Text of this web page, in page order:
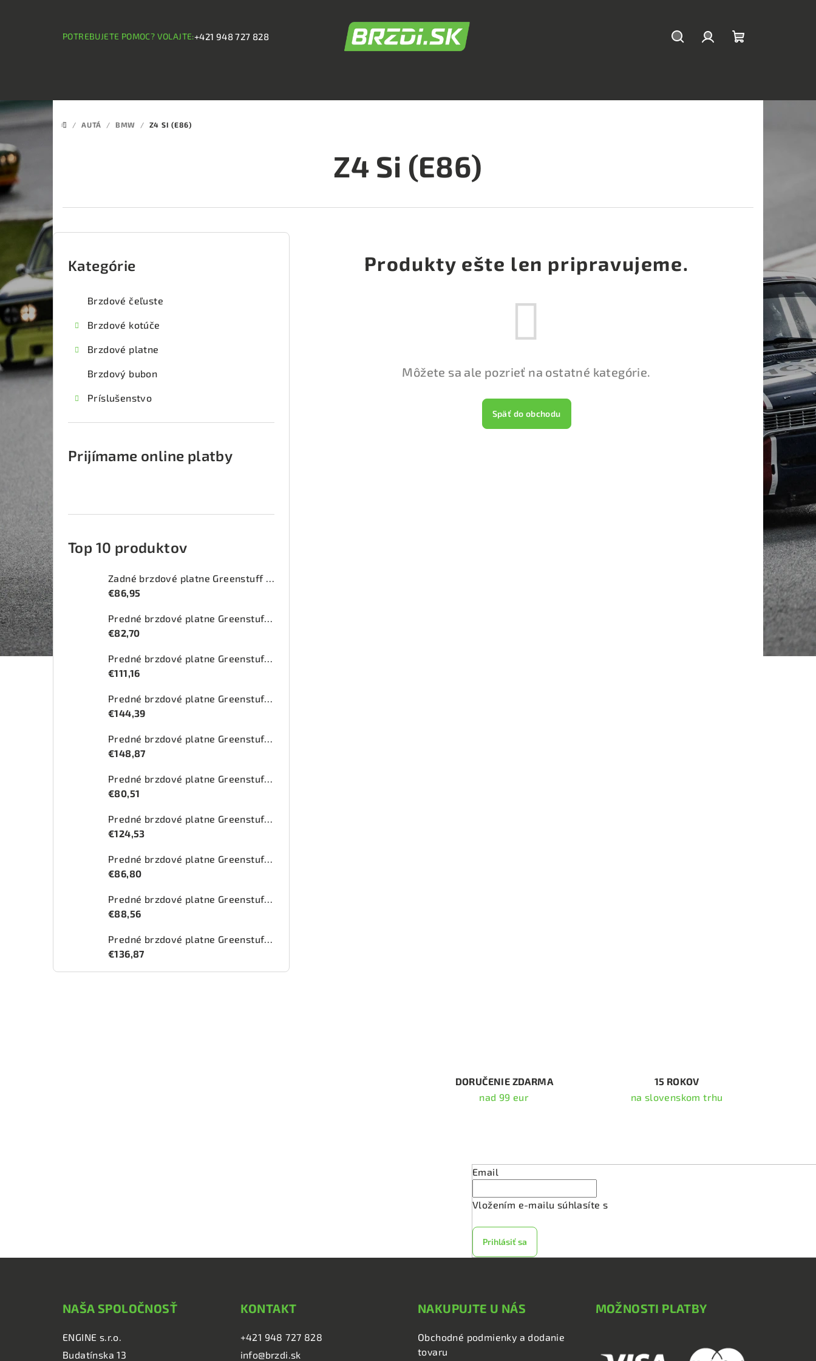
POTREBUJETE POMOC? VOLAJTE:+421 948 727 828
DOMOV
/ AUTÁ / BMW / Z4 SI (E86)
Z4 Si (E86)
B
o
č
ý
p
a
Preskočiť
kategórie
Kategórie
Brzdové čeľuste
Brzdové kotúče
Brzdové platne
Brzdový bubon
Príslušenstvo
Prijímame online platby
Top 10 produktov
Zadné brzdové platne Greenstuff 2000 (DP21518)
€86,95
Predné brzdové platne Greenstuff 2000 (DP22050)
€82,70
Predné brzdové platne Greenstuff 2000 (DP21555)
€111,16
Predné brzdové platne Greenstuff 2000 (DP23070)
€144,39
Predné brzdové platne Greenstuff 2000 (DP22286)
€148,87
Predné brzdové platne Greenstuff 2000 (DP21476)
€80,51
Predné brzdové platne Greenstuff 2000 (DP21074)
€124,53
Predné brzdové platne Greenstuff 2000 (DP21133)
€86,80
Predné brzdové platne Greenstuff 2000 (DP2800)
€88,56
Predné brzdové platne Greenstuff 2000 (DP22225)
€136,87
Produkty ešte len pripravujeme.
Môžete sa ale pozrieť na ostatné kategórie.
Späť do obchodu
DORUČENIE ZDARMA
nad 99 eur
15 ROKOV
na slovenskom trhu
Email
Vložením e-mailu súhlasíte s
Prihlásiť sa
NAŠA SPOLOČNOSŤ
ENGINE s.r.o.
Budatínska 13
KONTAKT
+421 948 727 828
info@brzdi.sk
NAKUPUJTE U NÁS
Obchodné podmienky a dodanie
tovaru
MOŽNOSTI PLATBY